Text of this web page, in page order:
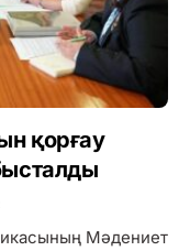
қорғау
Мәдениет